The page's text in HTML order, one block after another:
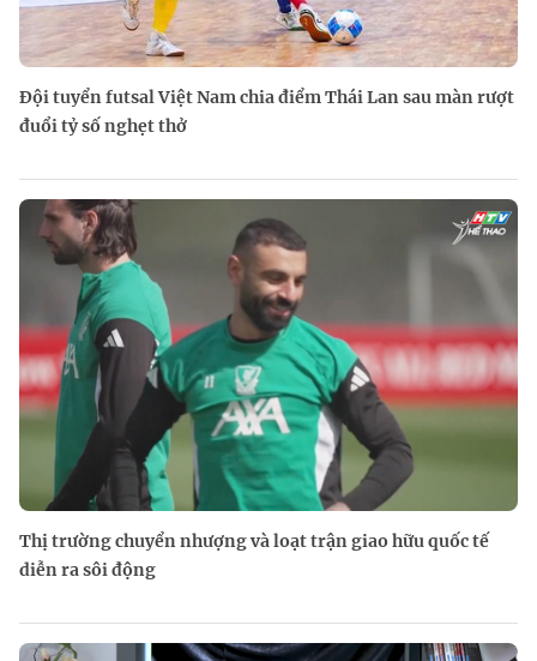
Đội tuyển futsal Việt Nam chia điểm Thái Lan sau màn rượt
đuổi tỷ số nghẹt thở
Thị trường chuyển nhượng và loạt trận giao hữu quốc tế
diễn ra sôi động